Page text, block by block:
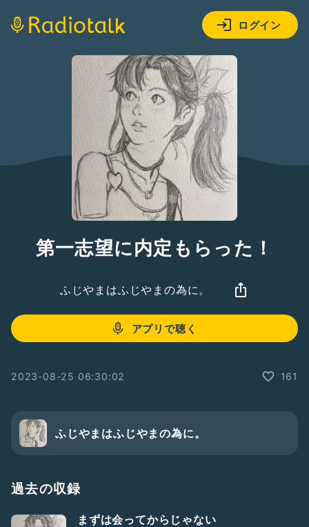
ログイン
第一志望に内定もらった！
ふじやまはふじやまの為に。
アプリで聴く
2023-08-25 06:30:02 161
ふじやまはふじやまの為に。
過去の収録
まずは会ってからじゃない